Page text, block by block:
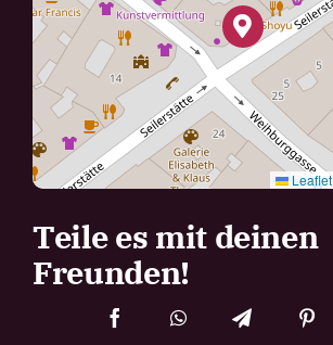
Leaflet
Teile es mit deinen
Freunden!